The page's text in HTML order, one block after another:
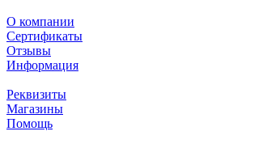
О компании
Сертификаты
Отзывы
Информация
Реквизиты
Магазины
Помощь